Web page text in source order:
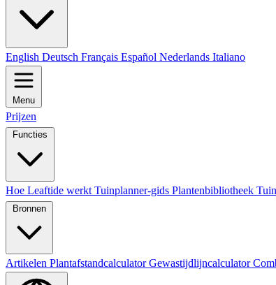
English Deutsch Français Español Nederlands Italiano
Menu
Prijzen
Functies
Hoe Leaftide werkt Tuinplanner-gids Plantenbibliotheek
Bronnen
Artikelen PlantafstandcalculatorGewastijdlijncalculator